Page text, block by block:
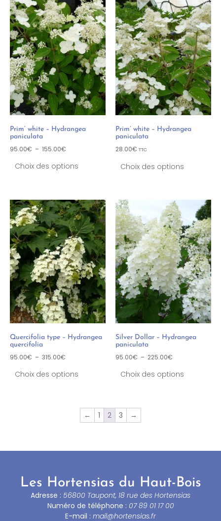
Prim’ white – Hydrangea
paniculata
95.00€ – 155.00€
Choix des options
Prim’ white – Hydrangea
paniculata
28.00€ TTC
Choix des options
Quercifolia type – Hydrangea
quercifolia
95.00€ – 315.00€
Choix des options
Silver Dollar – Hydrangea
paniculata
95.00€ – 225.00€
Choix des options
← 1 2 3 →
Les Hortensias du Haut-Bois
Adresse : 56800 Taupont, 18 rue des Hortensias
Numéro de téléphone : 07 89 01 17 00
E-mail : mail@hortensias.fr